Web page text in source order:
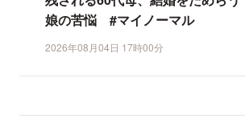
娘の苦悩 #マイノーマル
2026年08月04日 17時00分